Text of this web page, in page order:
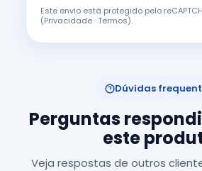
Este envio está protegido pelo
(Privacidade·Termos).
Dúvidas
Perguntas
este
Veja respostas de outros